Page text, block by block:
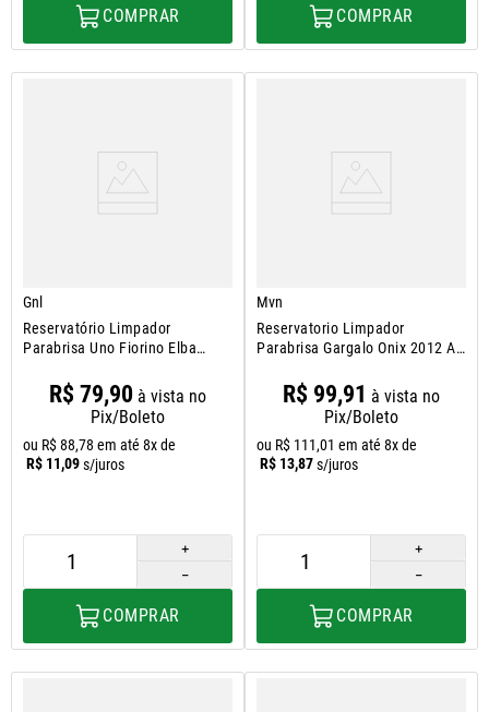
COMPRAR COMPRAR
Gnl
Reservatório Limpador
Parabrisa Uno Fiorino Elba
R$ 79,90 à vista no
Pix/Boleto
ou R$88,78 em até 8x de
R$ 11,09s/juros
＋
－
COMPRAR
Mvn
Reservatorio Limpador
Parabrisa Gargalo Onix 2012 A
R$ 99,91 à vista no
Pix/Boleto
ou R$ 111,01 em até 8x de
R$ 13,87s/juros
＋
－
COMPRAR